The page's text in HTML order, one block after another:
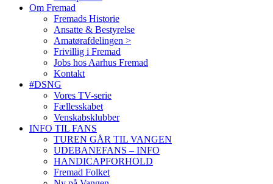
Om Fremad
Fremads Historie
Ansatte & Bestyrelse
Amatørafdelingen >
Frivillig i Fremad
Jobs hos Aarhus Fremad
Kontakt
#DSNG
Vores TV-serie
Fællesskabet
Venskabsklubber
INFO TIL FANS
TUREN GÅR TIL VANGEN
UDEBANEFANS – INFO
HANDICAPFORHOLD
Fremad Folket